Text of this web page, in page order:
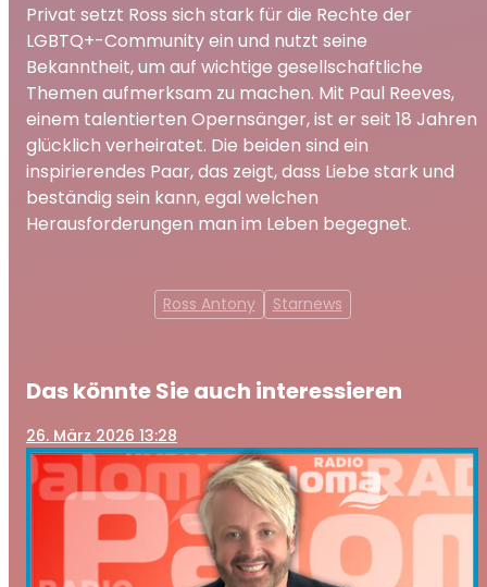
Privat setzt Ross sich stark für die Rechte der
LGBTQ+-Community ein und nutzt seine
Bekanntheit, um auf wichtige gesellschaftliche
Themen aufmerksam zu machen. Mit Paul Reeves,
einem talentierten Opernsänger, ist er seit 18 Jahren
glücklich verheiratet. Die beiden sind ein
inspirierendes Paar, das zeigt, dass Liebe stark und
beständig sein kann, egal welchen
Herausforderungen man im Leben begegnet.
Ross Antony Starnews
Das könnte Sie auch interessieren
26. März 2026 13:28